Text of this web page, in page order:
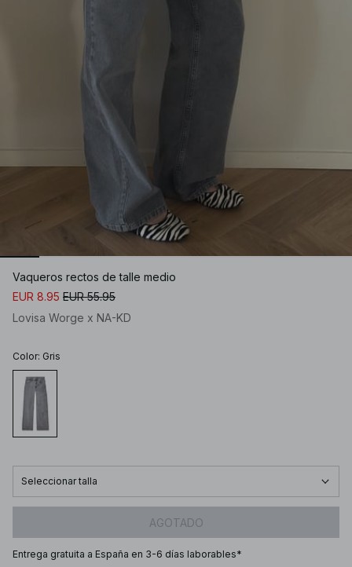
Vaqueros rectos de talle medio
EUR 8.95 EUR 55.95
Lovisa Worge x NA-KD
Color: Gris
Seleccionar talla
AGOTADO
Entrega gratuita a España en 3-6 días laborables*